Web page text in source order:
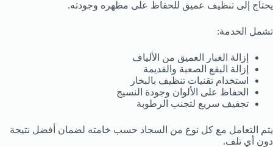
يحتاج إلى تنظيف عميق للحفاظ على مظهره وجودته.
تشمل الخدمة:
إزالة الغبار العميق من الألياف
إزالة البقع الصعبة والقديمة
استخدام تقنيات تنظيف بالبخار
الحفاظ على الألوان وجودة النسيج
تجفيف سريع لتجنب الرطوبة
يتم التعامل مع كل نوع من السجاد حسب خامته لضمان أفضل نتيجة
دون أي تلف.